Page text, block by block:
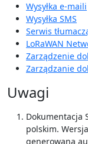
Wysyłka e-maili
Wysyłka SMS
Serwis
LoRaWAN
Zarządzenie
Zarządzanie
Uwagi
Dokumentacja
polskim.
generowana